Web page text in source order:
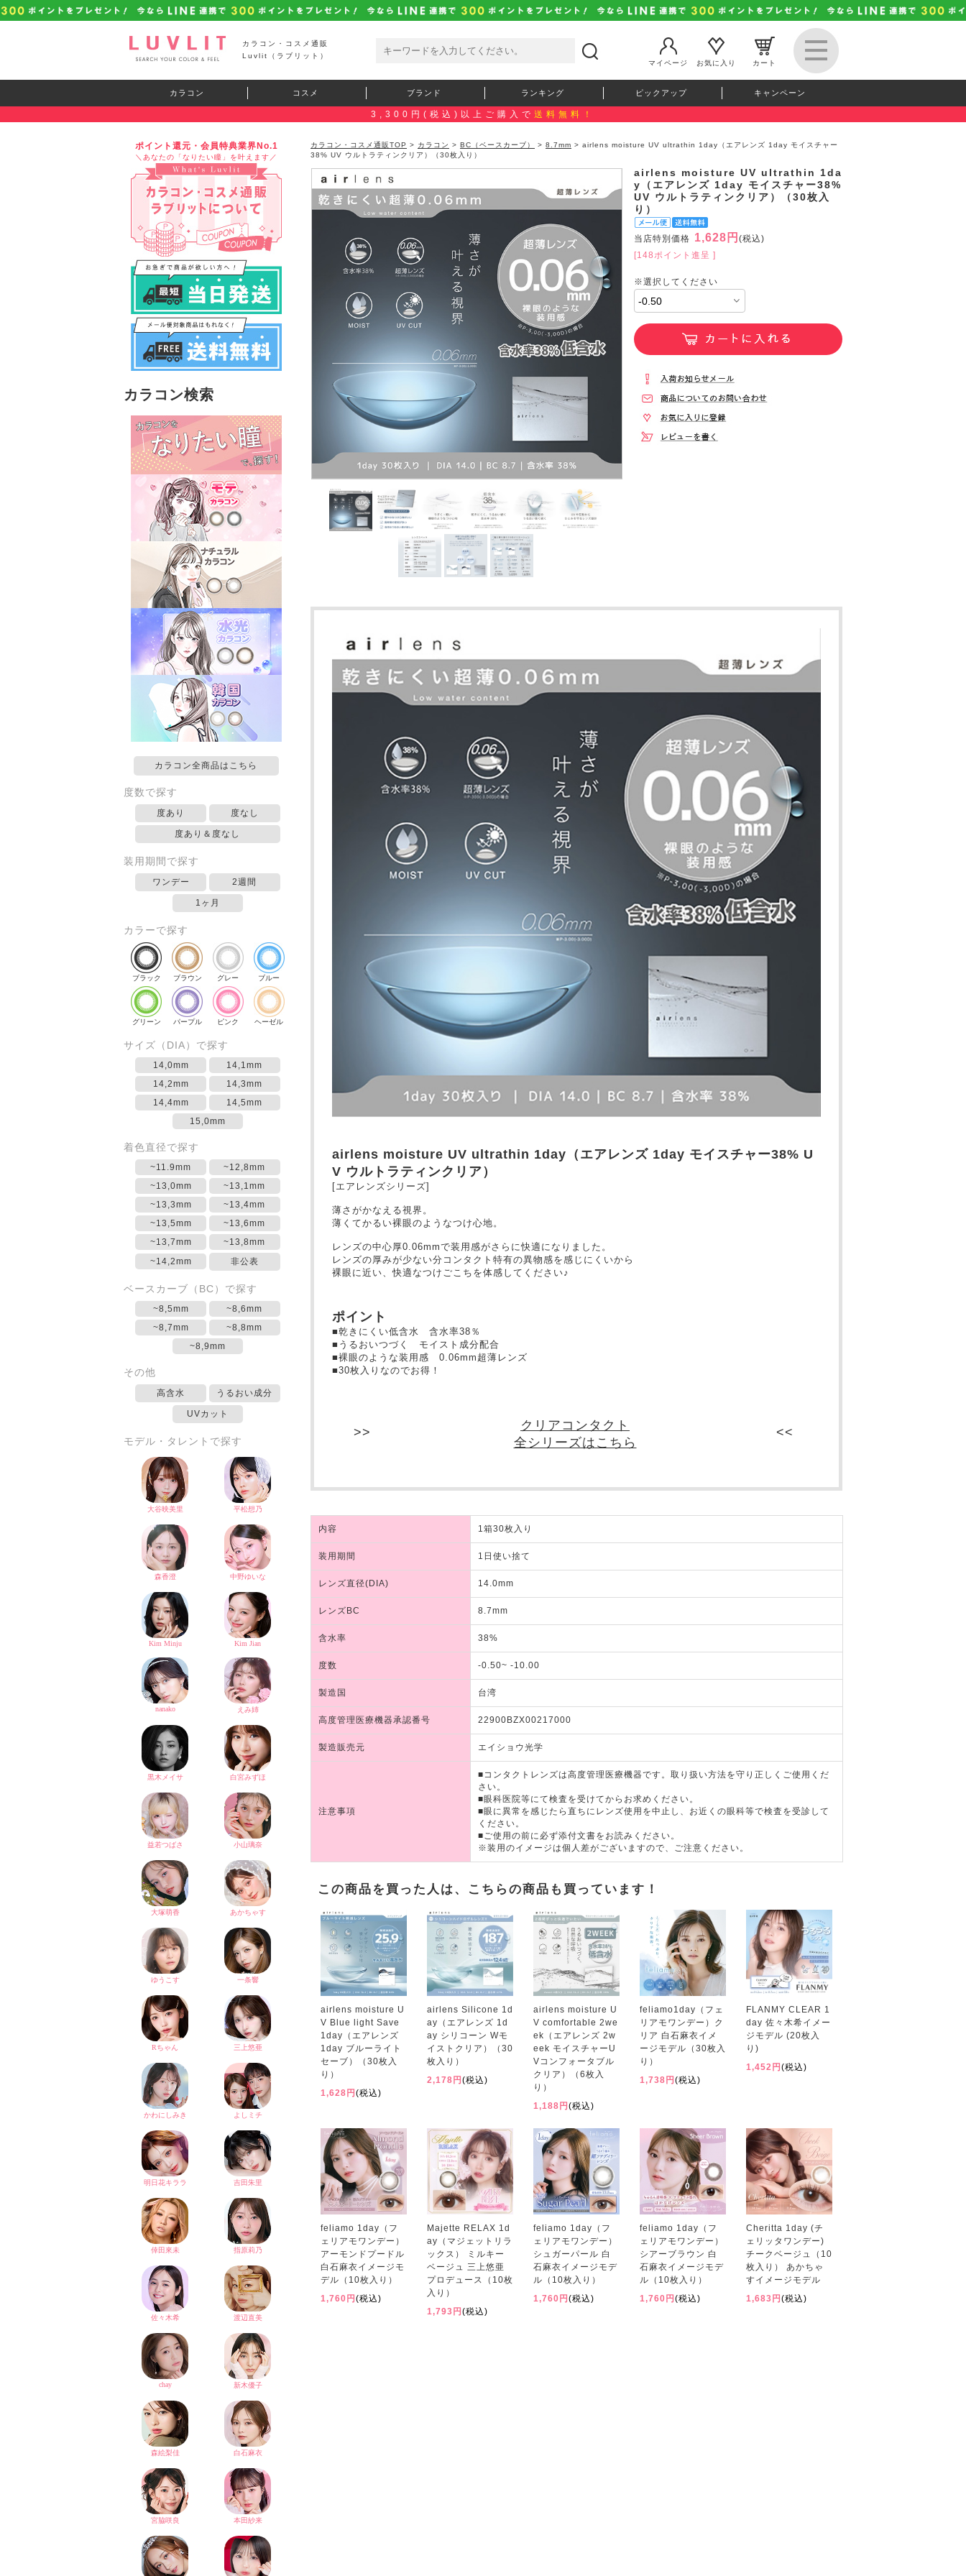
カラコン・コスメ通販
Luvlit（ラブリット）
マイページ
お気に入り カート
カラコン コスメ ブランド ランキング ピックアップ キャンペーン
3,300円(税込)以上ご購入で 送料無料！
ポイント還元・会員特典業界No.1
＼あなたの「なりたい瞳」を叶えます／
カラコン検索
カラコン全商品はこちら
度数で探す
度あり 度なし
度あり＆度なし
装用期間で探す
ワンデー 2週間
1ヶ月
カラーで探す
ブラック ブラウン グレー ブルー
グリーン パープル ピンク ヘーゼル
サイズ（DIA）で探す
14,0mm
14,1mm
14,2mm
14,3mm
14,4mm
14,5mm
15,0mm
着色直径で探す
~11.9mm
~12,8mm
~13,0mm
~13,1mm
~13,3mm
~13,4mm
~13,5mm
~13,6mm
~13,7mm
~13,8mm
~14,2mm
非公表
ベースカーブ（BC）で探す
~8,5mm
~8,6mm
~8,7mm
~8,8mm
~8,9mm
その他
高含水 うるおい成分
UVカット
モデル・タレントで探す
カラコン・コスメ通販TOP > カラコン > BC（ベースカーブ） > 8.7mm > airlens moisture UV ultrathin 1day（エアレンズ 1day モイスチャー
38% UV ウルトラティンクリア）（30枚入り）
airlens moisture UV ultrathin 1da
y（エアレンズ 1day モイスチャー38%
UV ウルトラティンクリア）（30枚入
り）
当店特別価格 1,628円 (税込)
[148ポイント進呈 ]
airlens moisture UV ultrathin 1day（エアレンズ 1day モイスチャー38% U
V ウルトラティンクリア）
[エアレンズシリーズ]
薄さがかなえる視界。
薄くてかるい裸眼のようなつけ心地。
レンズの中心厚0.06mmで装用感がさらに快適になりました。
レンズの厚みが少ない分コンタクト特有の異物感を感じにくいから
裸眼に近い、快適なつけごこちを体感してください♪
ポイント
■乾きにくい低含水 含水率38％
■うるおいつづく モイスト成分配合
■裸眼のような装用感 0.06mm超薄レンズ
■30枚入りなのでお得！
クリアコンタクト
全シリーズはこちら
内容 1箱30枚入り
装用期間 1日使い捨て
レンズ直径(DIA) 14.0mm
レンズBC 8.7mm
含水率 38%
度数 -0.50~ -10.00
製造国 台湾
高度管理医療機器承認番号 22900BZX00217000
製造販売元 エイショウ光学
注意事項
■コンタクトレンズは高度管理医療機器です。取り扱い方法を守り正しくご使用くだ
さい。
■眼科医院等にて検査を受けてからお求めください。
■眼に異常を感じたら直ちにレンズ使用を中止し、お近くの眼科等で検査を受診して
ください。
■ご使用の前に必ず添付文書をお読みください。
※装用のイメージは個人差がございますので、ご注意ください。
この商品を買った人は、こちらの商品も買っています！
airlens moisture U
V Blue light Save
1day（エアレンズ
1day ブルーライト
セーブ）（30枚入
り）
1,628円 (税込)
airlens Silicone 1d
ay（エアレンズ 1d
ay シリコーン Wモ
イストクリア）（30
枚入り）
2,178円 (税込)
airlens moisture U
V comfortable 2we
ek（エアレンズ 2w
eek モイスチャーU
Vコンフォータブル
クリア）（6枚入
り）
1,188円 (税込)
feliamo1day（フェ
リアモワンデー）ク
リア 白石麻衣イメ
ージモデル（30枚入
り）
1,738円 (税込)
FLANMY CLEAR 1
day 佐々木希イメー
ジモデル (20枚入
り)
1,452円 (税込)
feliamo 1day（フ
ェリアモワンデー）
アーモンドプードル
白石麻衣イメージモ
デル（10枚入り）
1,760円 (税込)
Majette RELAX 1d
ay（マジェットリラ
ックス） ミルキー
ベージュ 三上悠亜
プロデュース（10枚
入り）
1,793円 (税込)
feliamo 1day（フ
ェリアモワンデー）
シュガーパール 白
石麻衣イメージモデ
ル（10枚入り）
1,760円 (税込)
feliamo 1day（フ
ェリアモワンデー）
シアーブラウン 白
石麻衣イメージモデ
ル（10枚入り）
1,760円 (税込)
Cheritta 1day (チ
ェリッタワンデー)
チークベージュ（10
枚入り） あかちゃ
すイメージモデル
1,683円 (税込)